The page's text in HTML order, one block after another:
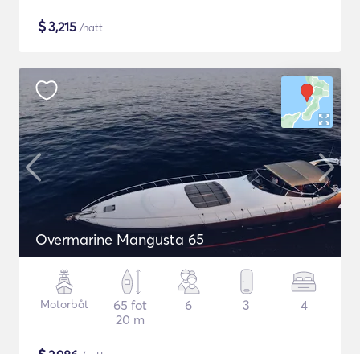
$3,215 /natt
Overmarine Mangusta 65
Motorbåt
65 fot
20 m
6 3 4